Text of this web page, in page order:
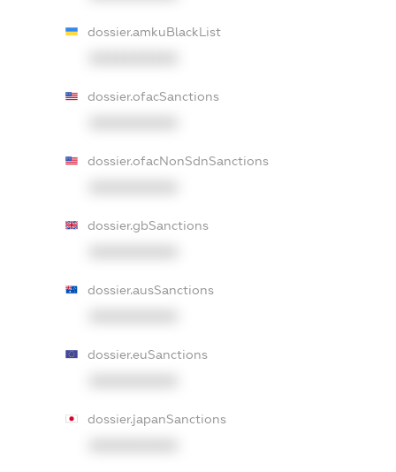
dossier.amkuBlackList
dossier.ofacSanctions
dossier.ofacNonSdnSanctions
dossier.gbSanctions
dossier.ausSanctions
dossier.euSanctions
dossier.japanSanctions